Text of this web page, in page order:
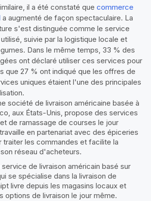
il a été constaté que commerce
a augmenté de façon spectaculaire. La
s'est distinguée comme le service
suivie par la logistique locale et
Dans le même temps, 33 % des
ont déclaré utiliser ces services pour
que 27 % ont indiqué que les offres de
uniques étaient l'une des principales
société de livraison américaine basée à
aux États-Unis, propose des services
de ramassage de courses le jour
en partenariat avec des épiceries
traiter les commandes et facilite la
réseau d'acheteurs.
service de livraison américain basé sur
se spécialise dans la livraison de
livre depuis les magasins locaux et
options de livraison le jour même.